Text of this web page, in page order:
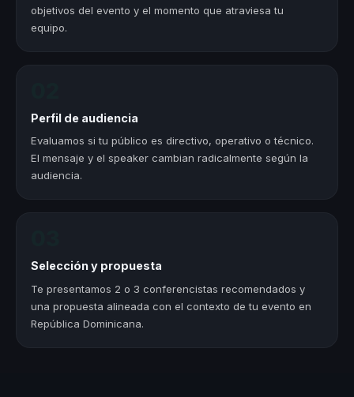
objetivos del evento y el momento que atraviesa tu
equipo.
Perfil de audiencia
Evaluamos si tu público es directivo, operativo o técnico.
El mensaje y el speaker cambian radicalmente según la
audiencia.
Selección y propuesta
Te presentamos 2 o 3 conferencistas recomendados y
una propuesta alineada con el contexto de tu evento en
República Dominicana.